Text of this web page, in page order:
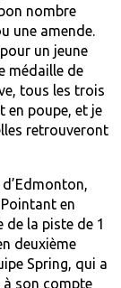
nombre
une amende.
un jeune
médaille de
tous les trois
en poupe, et je
retrouveront
en
de la piste de 1
deuxième
Spring, qui a
à son compte